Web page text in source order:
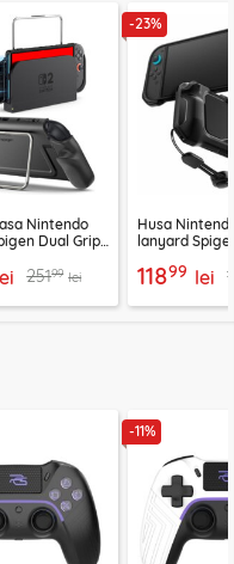
Nintendo
Dual Grip
25199 lei
-23%
Husa
lanyard
11899 lei
-11%